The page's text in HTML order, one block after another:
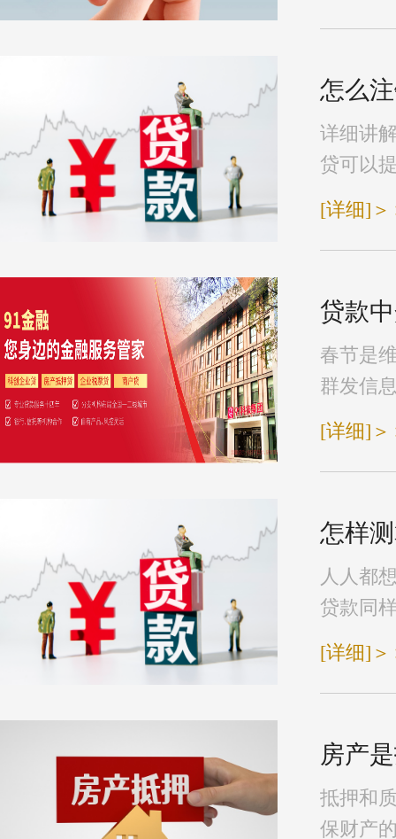
怎么
详细讲
贷可以
[详细]＞
贷款
春节是
群发信
[详细]＞
怎样
人人都
贷款同
[详细]＞
房产
抵押和
保财产